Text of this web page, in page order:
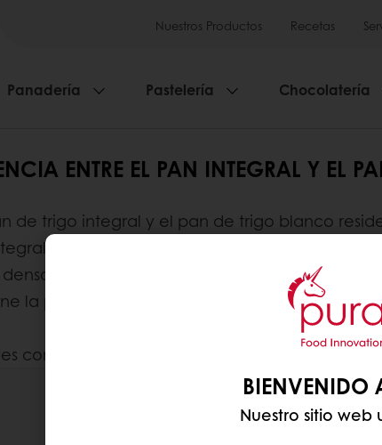
Nuestros Productos Recetas
Panadería Pastelería Chocolatería
ENTRE EL PAN INTEGRAL Y EL
de trigo integral y el pan de trigo blanco
que se tritura para incluir las tres partes
en nutrientes) en proporciones
la parte de endosperm.
contienen todas las partes nutritivas de un
BIENVENIDO
Nuestro sitio web